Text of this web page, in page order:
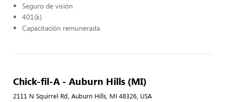
Seguro de visión
401(k)
Capacitación remunerada
Chick-fil-A - Auburn Hills (MI)
2111 N Squirrel Rd, Auburn Hills, MI 48326, USA